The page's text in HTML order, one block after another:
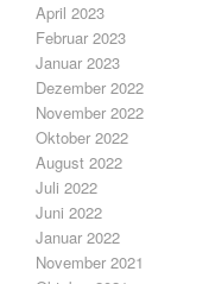
April 2023
Februar 2023
Januar 2023
Dezember 2022
November 2022
Oktober 2022
August 2022
Juli 2022
Juni 2022
Januar 2022
November 2021